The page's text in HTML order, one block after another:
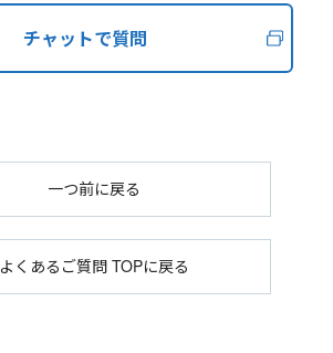
チャットで質問
一つ前に戻る
よくあるご質問 TOPに戻る